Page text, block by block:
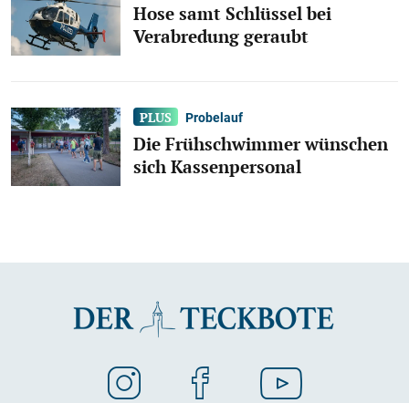
Hose samt Schlüssel bei
Verabredung geraubt
Probelauf
Die Frühschwimmer wünschen
sich Kassenpersonal